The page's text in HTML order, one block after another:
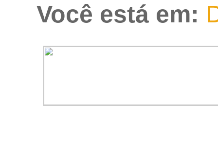
Você está em: